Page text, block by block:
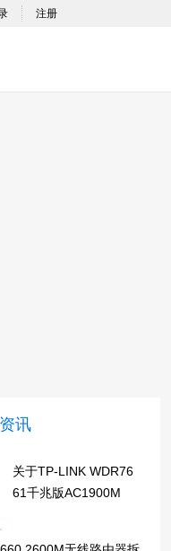
注册
讯
关于TP-LINK WDR76
61千兆版AC1900M